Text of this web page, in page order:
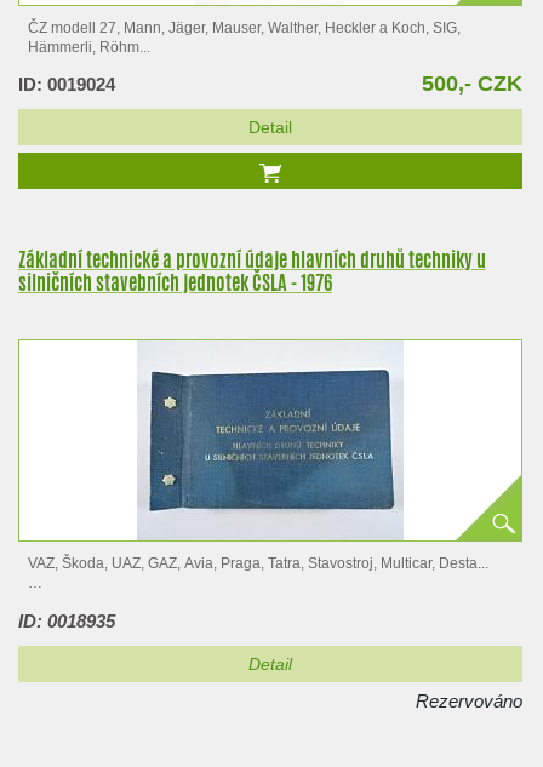
ČZ modell 27, Mann, Jäger, Mauser, Walther, Heckler a Koch, SIG,
Hämmerli, Röhm...
ID: 0019024 500,- CZK
Detail
Základní technické a provozní údaje hlavních druhů techniky u
silničních stavebních jednotek ČSLA - 1976
VAZ, Škoda, UAZ, GAZ, Avia, Praga, Tatra, Stavostroj, Multicar, Desta...
ID: 0018935
Detail
Rezervováno